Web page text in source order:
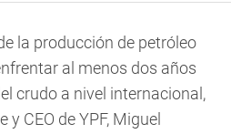
la producción de petróleo
al menos dos años
crudo a nivel internacional,
CEO de YPF, Miguel